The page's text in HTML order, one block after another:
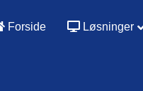
Forside Løsninger